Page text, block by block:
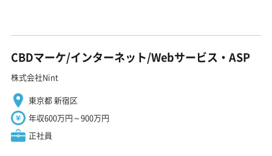
CBDマーケ/インターネット/Webサービス・ASP
株式会社Nint
東京都 新宿区
年収600万円～900万円
正社員